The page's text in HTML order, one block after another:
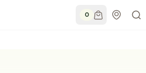
0